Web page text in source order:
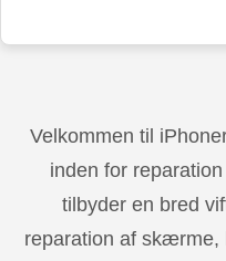
Velkommen til
inden for
tilbyder en bred
reparation af skærme,